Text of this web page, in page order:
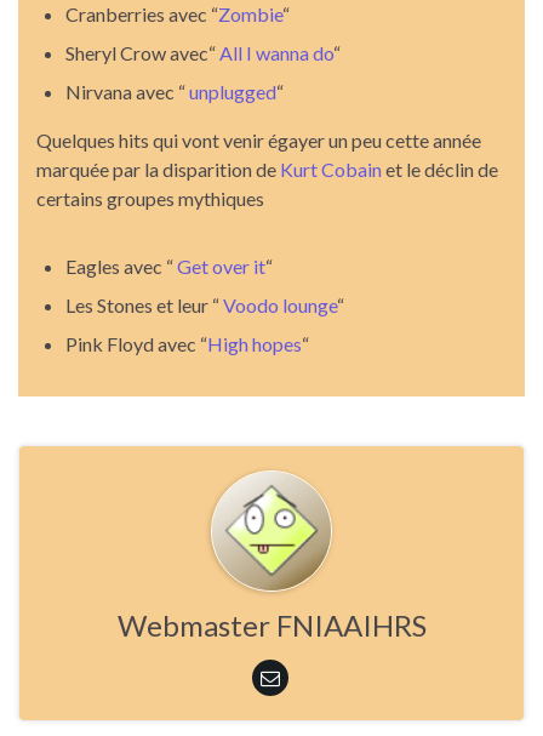
Cranberries avec “Zombie“
Sheryl Crow avec“All I wanna do“
Nirvana avec “unplugged“
Quelques hits qui vont venir égayer un peu cette année
marquée par la disparition de Kurt Cobain et le déclin de
certains groupes mythiques
Eagles avec “Get over it“
Les Stones et leur “Voodo lounge“
Pink Floyd avec “High hopes“
Webmaster FNIAAIHRS